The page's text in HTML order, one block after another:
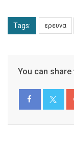
Tags: ερευνα
You can